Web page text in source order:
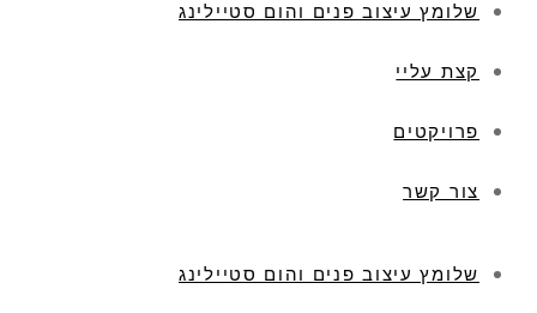
שלומץ עיצוב פנים והום סטיילינג
קצת עליי
פרויקטים
צור קשר
שלומץ עיצוב פנים והום סטיילינג